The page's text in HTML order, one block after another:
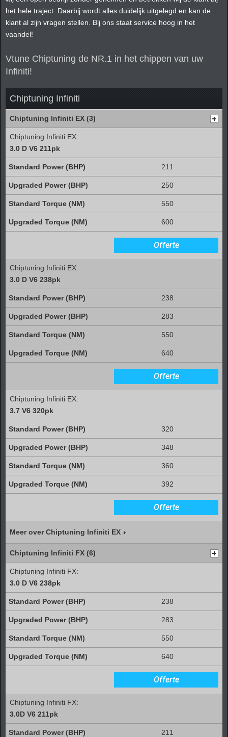
het hele traject. Daarbij wordt alles duidelijk uitgelegd en kan de
klant al zijn vragen stellen. Bij ons staat service hoog in het
vaandel!
Vtune Chiptuning de NR.1 in het chippen van uw
Infiniti!
Chiptuning Infiniti
Chiptuning Infiniti EX (3)
Chiptuning Infiniti EX:
3.0 D V6 211pk
211
250
550
600
Offerte
Chiptuning Infiniti EX:
3.0 D V6 238pk
238
283
550
640
Offerte
Chiptuning Infiniti EX:
3.7 V6 320pk
320
348
360
392
Offerte
Meer over Chiptuning Infiniti EX
Chiptuning Infiniti FX (6)
Chiptuning Infiniti FX:
3.0 D V6 238pk
238
283
550
640
Offerte
Chiptuning Infiniti FX:
3.0D V6 211pk
211